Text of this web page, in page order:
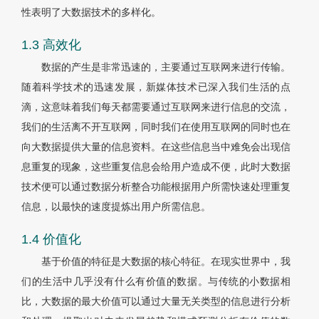
性表明了大数据技术的多样化。
1.3 高效化
数据的产生是非常迅速的，主要通过互联网来进行传输。
随着科学技术的迅速发展，新媒体技术已深入我们生活的点
滴，这意味着我们每天都需要通过互联网来进行信息的交流，
我们的生活离不开互联网，同时我们在使用互联网的同时也在
向大数据提供大量的信息资料。在这些信息当中难免会出现信
息重复的现象，这些重复信息会给用户造成不便，此时大数据
技术便可以通过数据分析整合功能根据用户所需快速处理重复
信息，以最快的速度提炼出用户所需信息。
1.4 价值化
基于价值的特征是大数据的核心特征。在现实世界中，我
们的生活中几乎没有什么有价值的数据。与传统的小数据相
比，大数据的最大价值可以通过大量无关类型的信息进行分析